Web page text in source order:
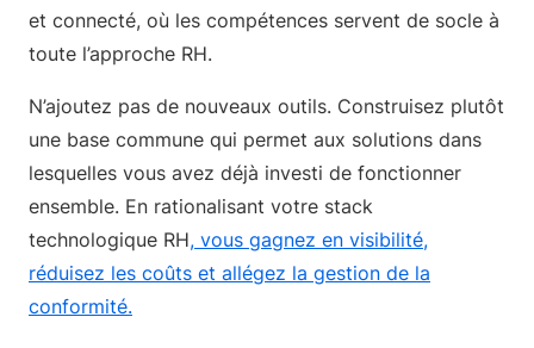
et connecté, où les compétences servent de socle à
toute l’approche RH.
N’ajoutez pas de nouveaux outils. Construisez plutôt
une base commune qui permet aux solutions dans
lesquelles vous avez déjà investi de fonctionner
ensemble. En rationalisant votre stack
technologique RH, vous gagnez en visibilité,
réduisez les coûts et allégez la gestion de la
conformité.